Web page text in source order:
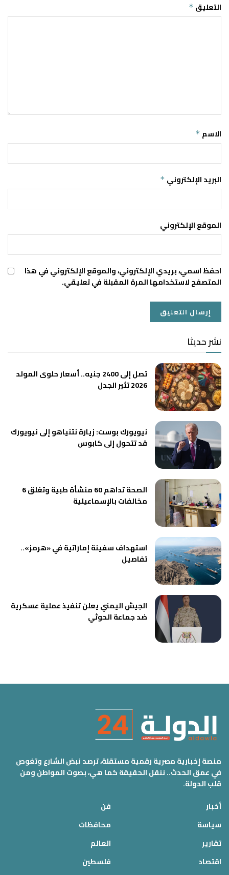
التعليق *
الاسم *
البريد الإلكتروني *
الموقع الإلكتروني
احفظ اسمي، بريدي الإلكتروني، والموقع الإلكتروني في هذا
المتصفح لاستخدامها المرة المقبلة في تعليقي.
نشر حديثا
تصل إلى 2400 جنيه.. أسعار حلوى المولد
2026 تثير الجدل
نيويورك بوست: زيارة نتنياهو إلى نيويورك
قد تتحول إلى كابوس
الصحة تداهم 60 منشأة طبية وتغلق 6
مخالفات بالإسماعيلية
استهداف سفينة إماراتية في «هرمز»..
تفاصيل
الجيش اليمني يعلن تنفيذ عملية عسكرية
ضد جماعة الحوثي
منصة إخبارية مصرية رقمية مستقلة، ترصد نبض الشارع وتغوص
في عمق الحدث.. ننقل الحقيقة كما هي، بصوت المواطن ومن
قلب الدولة.
أخبار
سياسة
تقارير
اقتصاد
فن
محافظات
العالم
فلسطين